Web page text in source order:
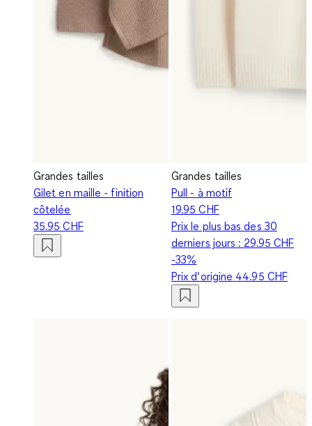
Grandes tailles
Gilet en maille - finition
côtelée
35.95 CHF
Grandes tailles
Pull - à motif
19.95 CHF
Prix le plus bas des 30
derniers jours : 29.95 CHF
-33%
Prix d‘origine 44.95 CHF